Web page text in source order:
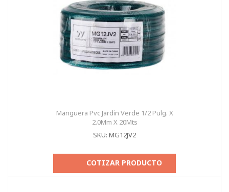
Manguera Pvc Jardin Verde 1/2 Pulg. X
2.0Mm X 20Mts
SKU: MG12JV2
COTIZAR PRODUCTO